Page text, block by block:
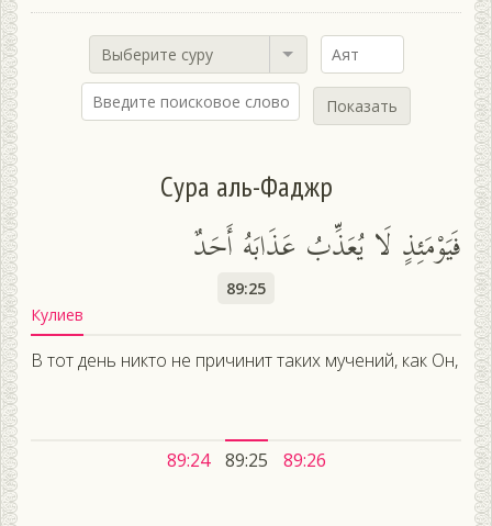
Выберите суру
Показать
Сура аль-Фаджр
فَيَوْمَئِذٍ لَا يُعَذِّبُ عَذَابَهُ أَحَدٌ
89:25
Кулиев
В тот день никто не причинит таких мучений, как Он,
89:24 89:25 89:26